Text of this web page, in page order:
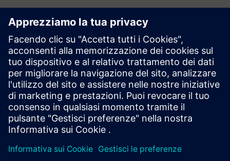
Scopra le possibilità
Contattaci